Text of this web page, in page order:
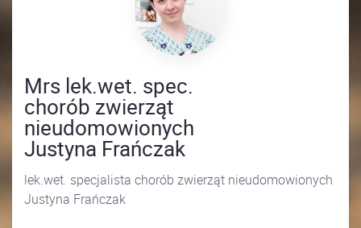
Mrs lek.wet. spec.
chorób zwierząt
nieudomowionych
Justyna Frańczak
lek.wet. specjalista chorób zwierząt nieudomowionych
Justyna Frańczak